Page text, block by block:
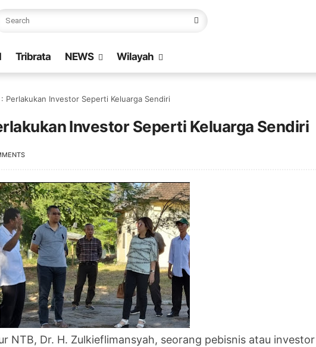
Tribrata NEWS Wilayah
Perlakukan Investor Seperti Keluarga Sendiri
Investor Seperti Keluarga Sendiri
NTB, Dr. H. Zulkieflimansyah, seorang pebisnis atau investor